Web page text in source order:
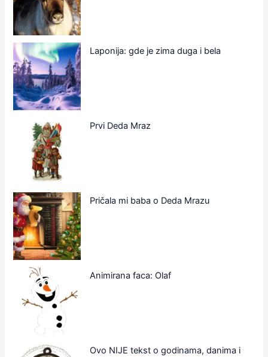
Laponija: gde je zima duga i bela
Prvi Deda Mraz
Pričala mi baba o Deda Mrazu
Animirana faca: Olaf
Ovo NIJE tekst o godinama, danima i